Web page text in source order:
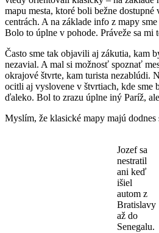
mapu mesta, ktoré boli bežne
centrách. A na základe info z mapy
Bolo to úplne v pohode. Práveže sa mi
Často sme tak objavili aj zákutia, kam
nezavial. A mal si možnosť spoznať
okrajové štvrte, kam turista nezablúdi.
ocitli aj vyslovene v štvrtiach, kde sme
ďaleko. Bol to zrazu úplne iný Paríž,
Myslím, že klasické mapy majú
Jozef sa
nestratil
ani keď
išiel
autom z
Bratislavy
až do
Senegalu.